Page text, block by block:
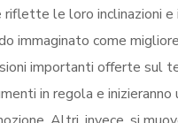
le loro inclinazioni
immaginato come
importanti offerte sul
in regola e